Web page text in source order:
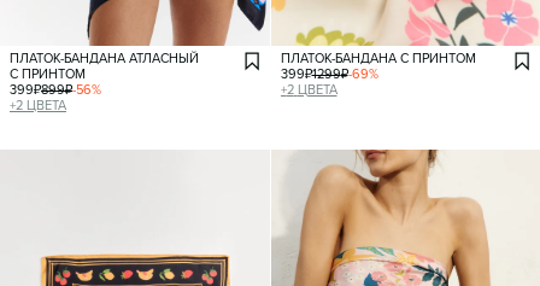
ПЛАТОК-БАНДАНА АТЛАСНЫЙ
С ПРИНТОМ
399₽899₽-56%
+2 ЦВЕТА
ПЛАТОК-БАНДАНА С ПРИНТОМ
399₽1299₽-69%
+2 ЦВЕТА